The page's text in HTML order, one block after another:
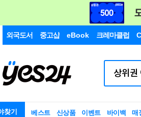
외국도서 중고샵 eBook 크레마클럽
찾기 베스트 신상품 이벤트 바이백 매